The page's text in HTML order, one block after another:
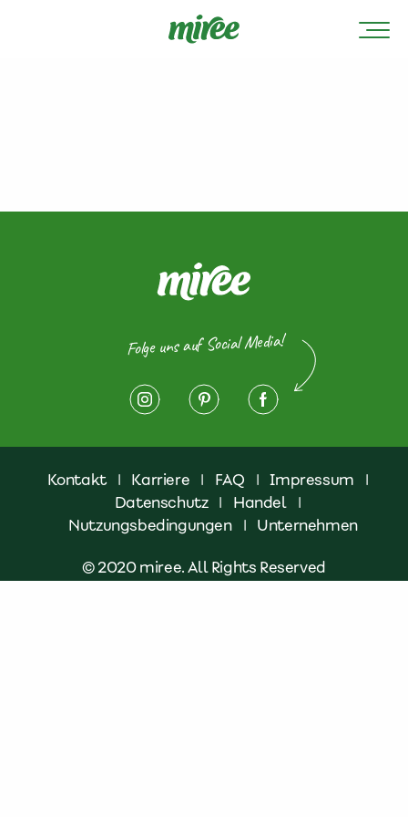
Folge uns auf Social Media!
Kontakt | Karriere | FAQ | Impressum
|
Datenschutz | Handel
|
Nutzungsbedingungen
| Unternehmen
© 2020 miree. All Rights Reserved